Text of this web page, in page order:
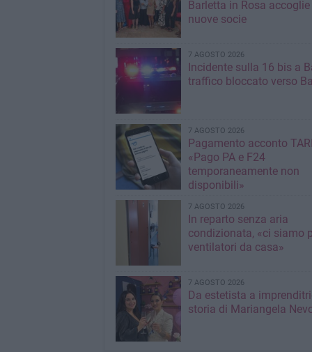
Barletta in Rosa accoglie
nuove socie
7 AGOSTO 2026
Incidente sulla 16 bis a
traffico bloccato verso
7 AGOSTO 2026
Pagamento acconto
«Pago PA e F24
temporaneamente non
disponibili»
7 AGOSTO 2026
In reparto senza aria
condizionata, «ci siamo
ventilatori da casa»
7 AGOSTO 2026
Da estetista a
storia di Mariangela